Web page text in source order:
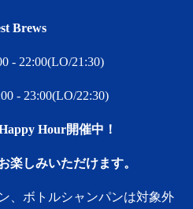
Brews
- 22:00(LO/21:30)
‐ 23:00(LO/22:30)
Hour開催中！
楽しみいただけます。
、ボトルシャンパンは対象外